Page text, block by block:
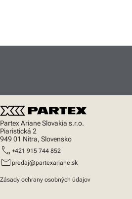
Partex Ariane Slovakia s.r.o.
Piaristická 2
949 01 Nitra, Slovensko
call +421 915 744 852
mail predaj@partexariane.sk
Zásady ochrany osobných údajov